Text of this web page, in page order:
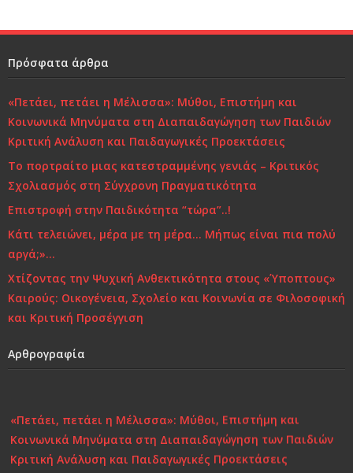
k
Πρόσφατα άρθρα
«Πετάει, πετάει η Μέλισσα»: Μύθοι, Επιστήμη και
Κοινωνικά Μηνύματα στη Διαπαιδαγώγηση των Παιδιών
Κριτική Ανάλυση και Παιδαγωγικές Προεκτάσεις
Το πορτραίτο μιας κατεστραμμένης γενιάς – Κριτικός
Σχολιασμός στη Σύγχρονη Πραγματικότητα
Επιστροφή στην Παιδικότητα “τώρα”..!
Κάτι τελειώνει, μέρα με τη μέρα… Μήπως είναι πια πολύ
αργά;»…
Χτίζοντας την Ψυχική Ανθεκτικότητα στους «Ύποπτους»
Καιρούς: Οικογένεια, Σχολείο και Κοινωνία σε Φιλοσοφική
και Κριτική Προσέγγιση
Αρθρογραφία
«Πετάει, πετάει η Μέλισσα»: Μύθοι, Επιστήμη και
Κοινωνικά Μηνύματα στη Διαπαιδαγώγηση των Παιδιών
Κριτική Ανάλυση και Παιδαγωγικές Προεκτάσεις